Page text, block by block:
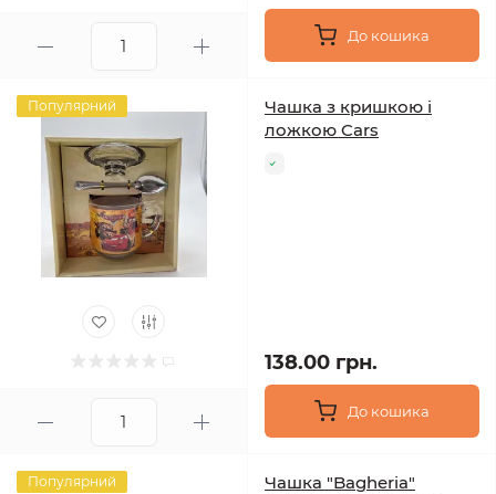
До кошика
Популярний
Чашка з кришкою і
ложкою Cars
138.00 грн.
До кошика
Популярний
Чашка "Bagheria"